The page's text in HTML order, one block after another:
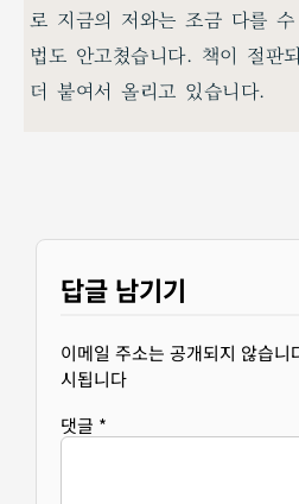
로 지금의 저와는 조금 다를
법도 안고쳤습니다. 책이 절판
더 붙여서 올리고 있습니다.
답글 남기기
이메일 주소는 공개되지 않습니
시됩니다
댓글 *